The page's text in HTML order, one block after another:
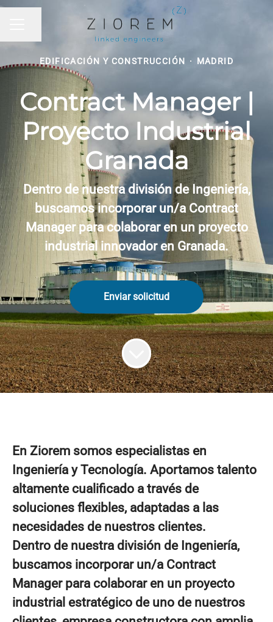
Compartir página
EDIFICACIÓN Y CONSTRUCCIÓN · MADRID
Contract Manager |
Proyecto Industrial
Granada
Dentro de nuestra división de Ingeniería,
buscamos incorporar un/a Contract
Manager para colaborar en un proyecto
industrial innovador en Granada.
Enviar solicitud
En Ziorem somos especialistas en
Ingeniería y Tecnología. Aportamos talento
altamente cualificado a través de
soluciones flexibles, adaptadas a las
necesidades de nuestros clientes.
Dentro de nuestra división de Ingeniería,
buscamos incorporar un/a Contract
Managerpara colaborar en un proyecto
industrial estratégico de uno de nuestros